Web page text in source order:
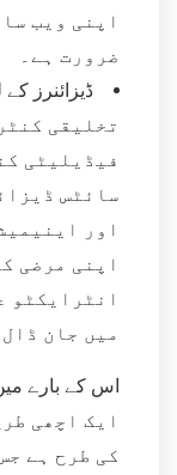
اپنی ویب
ضرورت ہے۔
تخلیقی
فیڈیلیٹی
سائٹس
اور
اپنی مرضی
انٹرایکٹو
میں جان
ایک اچھی
کی طرح ہے